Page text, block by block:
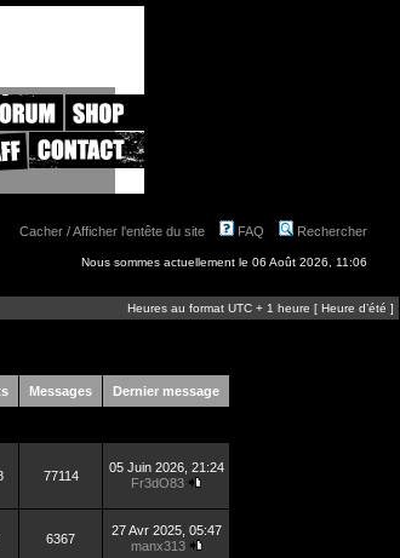
Cacher / Afficher l'entête du site FAQ Rechercher
Nous sommes actuellement le 06 Août 2026, 11:06
Heures au format UTC + 1 heure [ Heure d’été ]
Messages Dernier message
77114
05 Juin 2026, 21:24
Fr3dO83
6367
27 Avr 2025, 05:47
manx313